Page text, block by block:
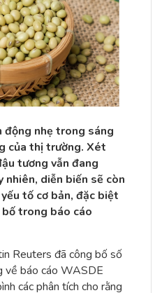
động nhẹ trong sáng
của thị trường. Xét
tương vẫn đang
diễn biến sẽ còn
tố cơ bản, đặc biệt
trong báo cáo
Reuters đã công bố số
về báo cáo WASDE
các phân tích cho rằng